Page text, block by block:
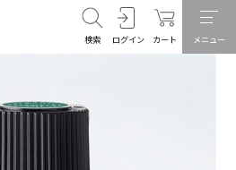
検索 ログイン カート メニュー